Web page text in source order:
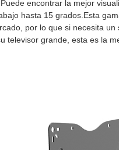
encontrar la mejor
hasta 15 grados.Esta
por lo que si necesita un
televisor grande, esta es la